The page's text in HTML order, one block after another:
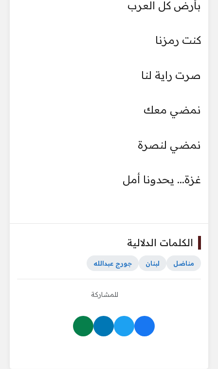
بأرض كل العرب
كنت رمزنا
صرت راية لنا
نمضي معك
نمضي لنصرة
غزة... يحدونا أمل
الكلمات الدلالية
مناضل لبنان جورج عبدالله
للمشاركة